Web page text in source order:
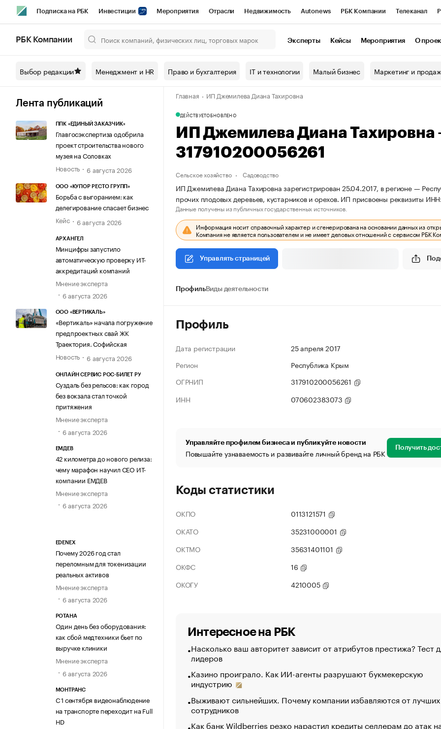
Подписка на РБК Инвестиции Мероприятия Отрасли Недвижимость Autonews РБК Компании Телеканал
Спецпроекты СПб Конференции СПб Спецпроекты Проверка контрагентов
Технологии и медиа Рынок наличной валюты
РБК Компании Эксперты Кейсы Мероприятия О
Выбор редакции Менеджмент и HR Право и бухгалтерия IT и технологии Малый бизнес Маркетинг и
Лента публикаций
ППК «ЕДИНЫЙ ЗАКАЗЧИК»
Главгосэкспертиза одобрила
проект строительства нового
музея на Соловках
Новость
6 августа 2026
ООО «КУПОР РЕСТО ГРУПП»
Борьба с выгоранием: как
делегирование спасает бизнес
Кейс
6 августа 2026
АРХАНГЕЛ
Минцифры запустило
автоматическую проверку ИТ-
аккредитаций компаний
Мнение эксперта
6 августа 2026
ООО «ВЕРТИКАЛЬ»
«Вертикаль» начала погружение
предпроектных свай ЖК
Траектория. Софийская
Новость
6 августа 2026
ОНЛАЙН СЕРВИС РОС-БИЛЕТ РУ
Суздаль без рельсов: как город
без вокзала стал точкой
притяжения
Мнение эксперта
6 августа 2026
ЕМДЕВ
42 километра до нового релиза:
чему марафон научил СЕО ИТ-
компании ЕМДЕВ
Мнение эксперта
6 августа 2026
EDENEX
Почему 2026 год стал
переломным для токенизации
реальных активов
Мнение эксперта
6 августа 2026
РОТАНА
Один день без оборудования:
как сбой медтехники бьет по
выручке клиники
Мнение эксперта
6 августа 2026
МОНТРАНС
С 1 сентября видеонаблюдение
на транспорте переходит на Full
HD
Главная ИП Джемилева Диана Тахировна
ДЕЙСТВУЕТОБНОВЛЕНО
ИП Джемилева Диана
317910200056261
Сельское хозяйство Садоводство
ИП Джемилева Диана Тахировна зарегистрирован 25.04.2017, в регионе —
прочих плодовых деревьев, кустарников и орехов. ИП присвоены реквизиты
Данные получены из публичных государственных источников.
Информация носит справочный характер и сгенерирована на основании данных из
Компания не является пользователем и не имеет деловых отношений с сервисом РБК
Управлять страницей
ПрофильВиды деятельности
Профиль
Дата регистрации
25 апреля 2017
Регион
Республика Крым
ОГРНИП
317910200056261
ИНН
070602383073
Управляйте профилем бизнеса и публикуйте новости
Повышайте узнаваемость и развивайте личный бренд на РБК Получить
Коды статистики
ОКПО
0113121571
ОКАТО
35231000001
ОКТМО
35631401101
ОКФС
16
ОКОГУ
4210005
Интересное на РБК
Насколько ваш авторитет зависит от атрибутов престижа? Тест
лидеров
Казино проиграло. Как ИИ-агенты разрушают букмекерскую
индустрию
Выживают сильнейших. Почему компании избавляются от лучших
сотрудников
Как банк Wildberries резко нарастил кредиты селлерам до атак